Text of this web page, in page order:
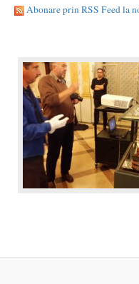
Abonare prin RSS Feed la